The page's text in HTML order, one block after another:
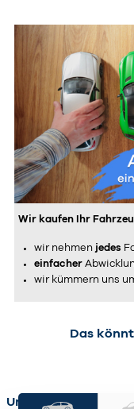
Wir kaufen Ihr
wir nehmen jedes
einfacher
wir kümmern uns
Das
Unsere